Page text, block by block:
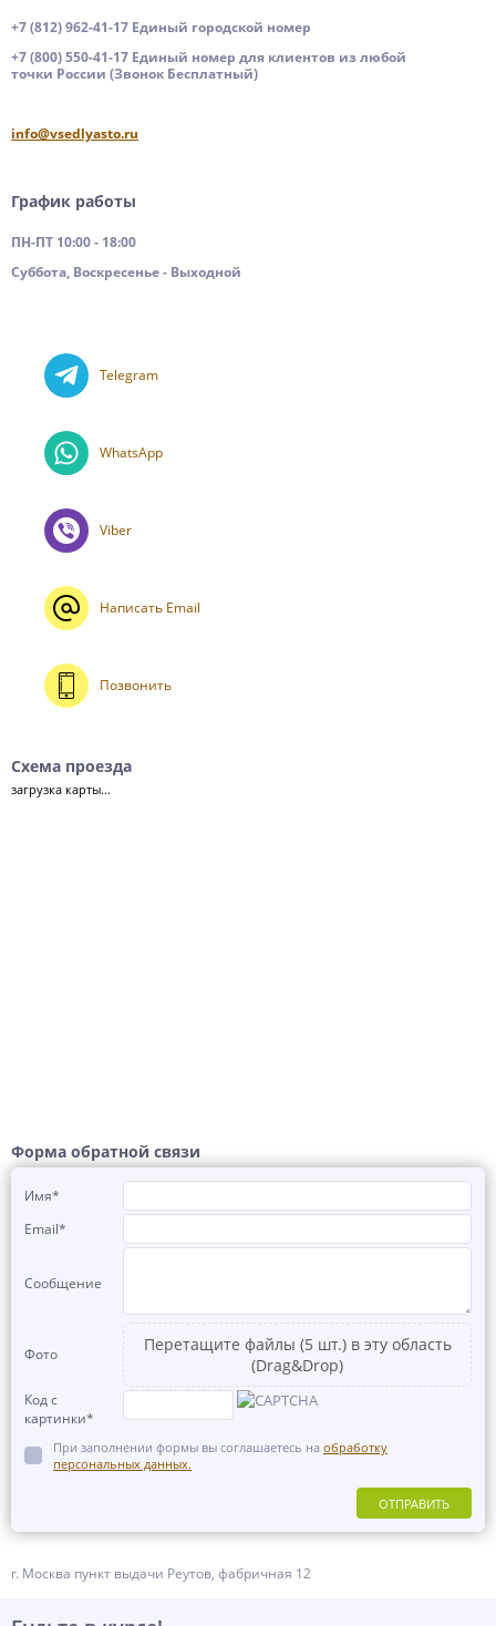
+7 (812) 962-41-17 Единый городской номер
+7 (800) 550-41-17 Единый номер для клиентов из любой
точки России (Звонок Бесплатный)
info@vsedlyasto.ru
График работы
ПН-ПТ 10:00 - 18:00
Суббота, Воскресенье - Выходной
Telegram
WhatsApp
Viber
Написать Email
Позвонить
Схема проезда
загрузка карты...
Форма обратной связи
Имя*
Email*
Сообщение
Фото
Перетащите файлы (5 шт.) в эту область
(Drag&Drop)
Код с
картинки*
При заполнении формы вы соглашаетесь на обработку
персональных данных.
ОТПРАВИТЬ
г. Москва пункт выдачи Реутов, фабричная 12